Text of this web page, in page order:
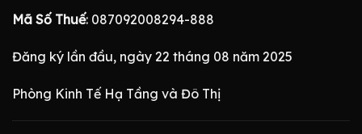
Mã Số Thuế: 087092008294-888
Đăng ký lần đầu, ngày 22 tháng 08 năm 2025
Phòng Kinh Tế Hạ Tầng và Đô Thị